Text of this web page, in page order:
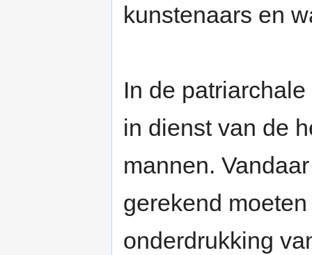
kunstenaars en
In de
in dienst van de
mannen.
gerekend
onderdrukking